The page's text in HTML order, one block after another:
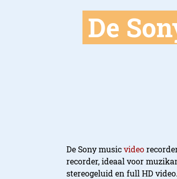
De
De Sony musicvideo
recorder, ideaal voor
stereogeluid en full HD